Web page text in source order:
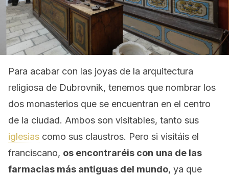
Para acabar con las joyas de la arquitectura
religiosa de Dubrovnik, tenemos que nombrar los
dos monasterios que se encuentran en el centro
de la ciudad. Ambos son visitables, tanto sus
iglesias como sus claustros. Pero si visitáis el
franciscano, os encontraréis con una de las
farmacias más antiguas del mundo, ya que